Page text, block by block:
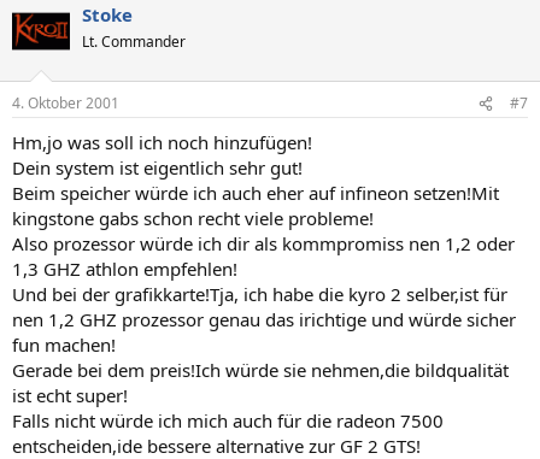
Stoke
Lt. Commander
4. Oktober 2001 #7
Hm,jo was soll ich noch hinzufügen!
Dein system ist eigentlich sehr gut!
Beim speicher würde ich auch eher auf infineon setzen!Mit
kingstone gabs schon recht viele probleme!
Also prozessor würde ich dir als kommpromiss nen 1,2 oder
1,3 GHZ athlon empfehlen!
Und bei der grafikkarte!Tja, ich habe die kyro 2 selber,ist für
nen 1,2 GHZ prozessor genau das irichtige und würde sicher
fun machen!
Gerade bei dem preis!Ich würde sie nehmen,die bildqualität
ist echt super!
Falls nicht würde ich mich auch für die radeon 7500
entscheiden,ide bessere alternative zur GF 2 GTS!